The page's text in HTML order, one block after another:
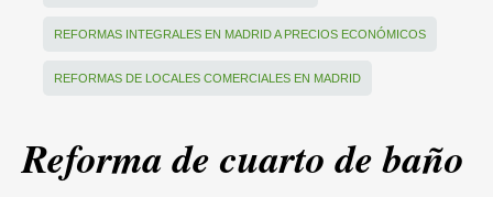
REFORMAS INTEGRALES EN MADRID A PRECIOS ECONÓMICOS
REFORMAS DE LOCALES COMERCIALES EN MADRID
Reforma de cuarto de baño